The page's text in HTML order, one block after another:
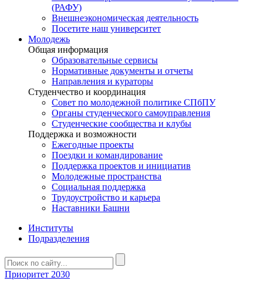
(РАФУ)
Внешнеэкономическая деятельность
Посетите наш университет
Молодежь
Общая информация
Образовательные сервисы
Нормативные документы и отчеты
Направления и кураторы
Студенчество и координация
Совет по молодежной политике СПбПУ
Органы студенческого самоуправления
Студенческие сообщества и клубы
Поддержка и возможности
Ежегодные проекты
Поездки и командирование
Поддержка проектов и инициатив
Молодежные пространства
Социальная поддержка
Трудоустройство и карьера
Наставники Башни
Институты
Подразделения
Приоритет 2030